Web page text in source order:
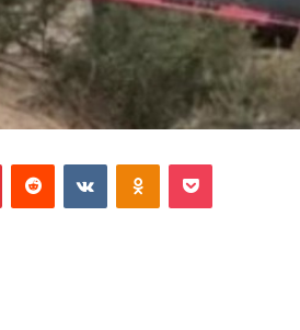
PinterestReddit VKontakteOdnoklassniki
Pocket